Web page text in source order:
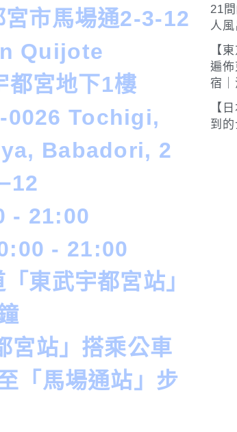
宮市馬場通2-3-12
Quijote
都宮地下1樓
0026 Tochigi,
Babadori, 2
- 21:00
- 21:00
東武宇都宮站」
宮站」搭乘公車
「馬場通站」步
21
人風
【
遍
宿
【
到